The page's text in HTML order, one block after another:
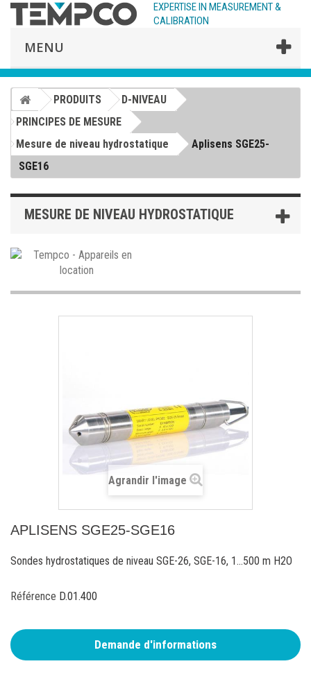
EXPERTISE IN MEASUREMENT &
CALIBRATION
MENU
PRODUITS
D-NIVEAU
PRINCIPES DE MESURE
Mesure de niveau hydrostatique
Aplisens SGE25-
SGE16
MESURE DE NIVEAU HYDROSTATIQUE
Agrandir l'image
APLISENS SGE25-SGE16
Sondes hydrostatiques de niveau SGE-26, SGE-16, 1...500 m H2O
Référence D.01.400
Demande d'informations